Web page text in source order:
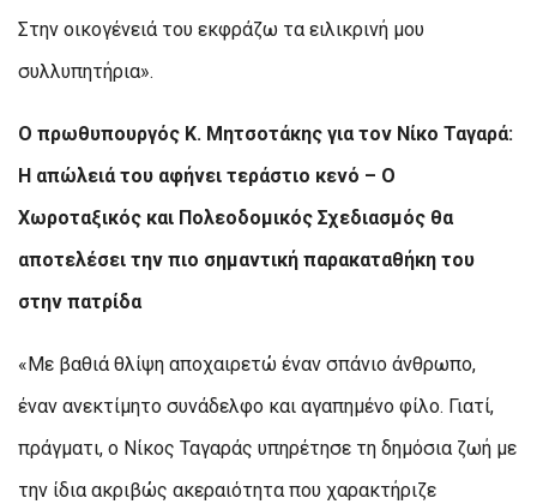
Στην οικογένειά του εκφράζω τα ειλικρινή μου
συλλυπητήρια».
Ο πρωθυπουργός Κ. Μητσοτάκης για τον Νίκο Ταγαρά:
Η απώλειά του αφήνει τεράστιο κενό – Ο
Χωροταξικός και Πολεοδομικός Σχεδιασμός θα
αποτελέσει την πιο σημαντική παρακαταθήκη του
στην πατρίδα
«Με βαθιά θλίψη αποχαιρετώ έναν σπάνιο άνθρωπο,
έναν ανεκτίμητο συνάδελφο και αγαπημένο φίλο. Γιατί,
πράγματι, ο Νίκος Ταγαράς υπηρέτησε τη δημόσια ζωή με
την ίδια ακριβώς ακεραιότητα που χαρακτήριζε